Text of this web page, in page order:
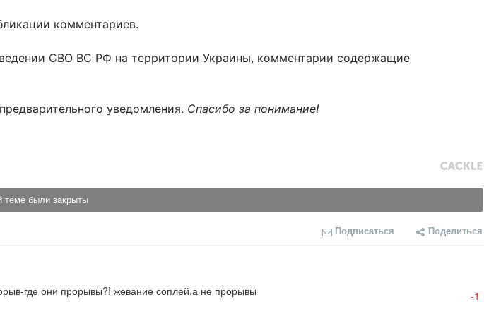
комментариев.
СВО ВС РФ на территории Украины, комментарии содержащие
уведомления. Спасибо за понимание!
теме были закрыты
Подписаться Поделиться
где они прорывы?! жевание соплей,а не прорывы -1